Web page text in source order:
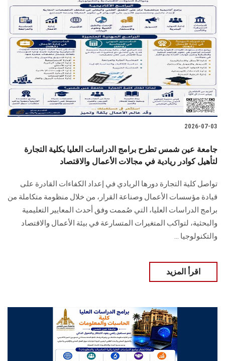
تواصل معنا
الطلاب
هيئة التدريس
الدراسات العليا
الزائـرون
سجل الان
2026-07-03
جامعة عين شمس تطرح برامج الدراسات العليا بكلية التجارة
لتأهيل كوادر ريادية في مجالات الأعمال والاقتصاد
تواصل كلية التجارة دورها الريادي في إعداد الكفاءات القادرة على
قيادة مؤسسات الأعمال وصناعة القرار، من خلال منظومة متكاملة من
برامج الدراسات العليا، التي صُممت وفق أحدث المعايير التعليمية
والبحثية، لتواكب المتغيرات المتسارعة في بيئة الأعمال والاقتصاد
والتكنولوجيا ...
اقرأ المزيد